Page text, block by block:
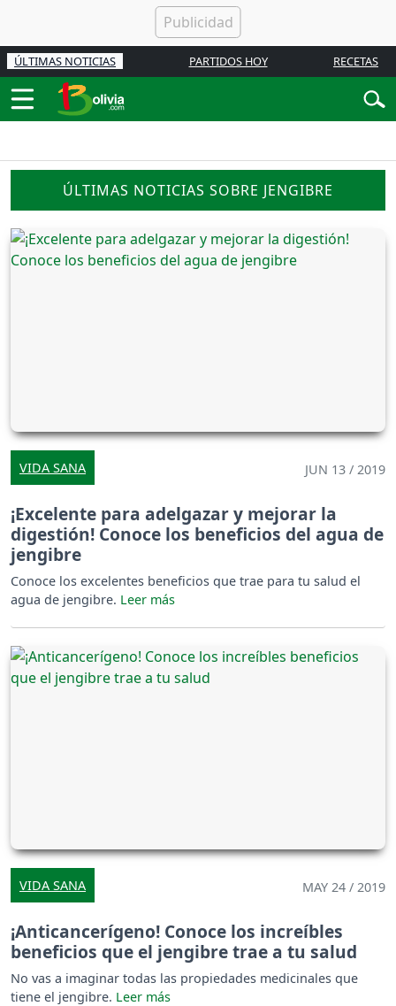
ÚLTIMAS NOTICIAS PARTIDOS HOY RECETAS
ÚLTIMAS NOTICIAS SOBRE JENGIBRE
VIDA SANA JUN 13 / 2019
¡Excelente para adelgazar y mejorar la
digestión! Conoce los beneficios del agua de
jengibre
Conoce los excelentes beneficios que trae para tu salud el
agua de jengibre.
VIDA SANA MAY 24 / 2019
¡Anticancerígeno! Conoce los increíbles
beneficios que el jengibre trae a tu salud
No vas a imaginar todas las propiedades medicinales que
tiene el jengibre.